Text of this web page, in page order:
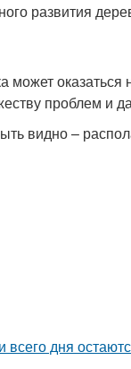
развития
оказаться
проблем и
видно –
дня